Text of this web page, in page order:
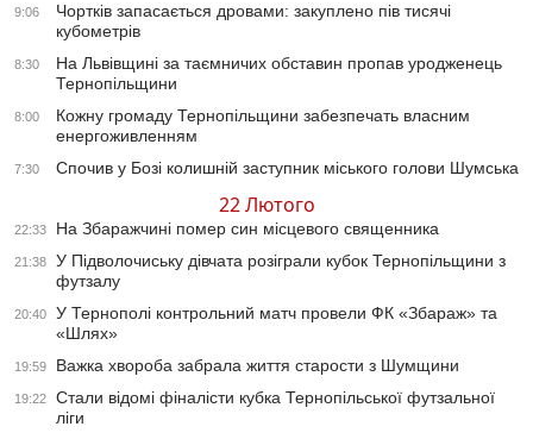
9:06
Чортків запасається дровами: закуплено пів тисячі
кубометрів
8:30
На Львівщині за таємничих обставин пропав уродженець
Тернопільщини
8:00
Кожну громаду Тернопільщини забезпечать власним
енергоживленням
7:30 Спочив у Бозі колишній заступник міського голови Шумська
22 Лютого
22:33 На Збаражчині помер син місцевого священника
21:38
У Підволочиську дівчата розіграли кубок Тернопільщини з
футзалу
20:40
У Тернополі контрольний матч провели ФК «Збараж» та
«Шлях»
19:59 Важка хвороба забрала життя старости з Шумщини
19:22
Стали відомі фіналісти кубка Тернопільської футзальної
ліги